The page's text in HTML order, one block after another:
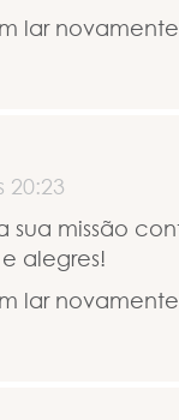
lar
20:23
sua missão
alegres!
lar